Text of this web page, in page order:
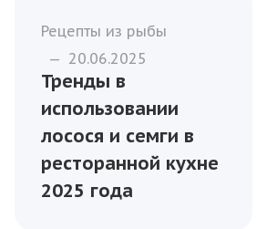
Рецепты из рыбы
— 20.06.2025
Тренды в
использовании
лосося и семги в
ресторанной кухне
2025 года